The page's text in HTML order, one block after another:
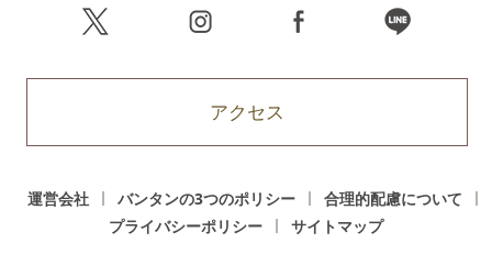
アクセス
運営会社 バンタンの3つのポリシー
合理的配慮について
プライバシーポリシー
サイトマップ